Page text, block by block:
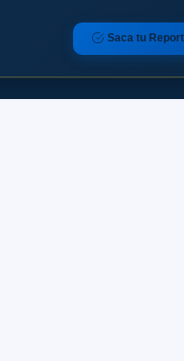
Saca tu